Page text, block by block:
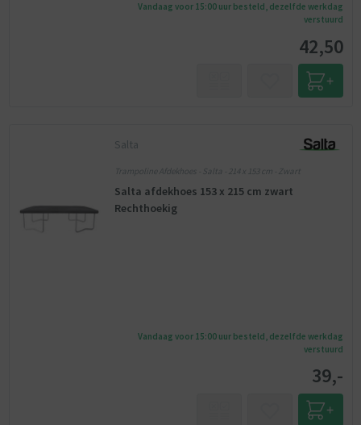
Vandaag voor 15:00 uur besteld, dezelfde werkdag
verstuurd
42,50
Salta
Trampoline Afdekhoes - Salta - 214 x 153 cm - Zwart
Salta afdekhoes 153 x 215 cm zwart
Rechthoekig
Vandaag voor 15:00 uur besteld, dezelfde werkdag
verstuurd
39,-